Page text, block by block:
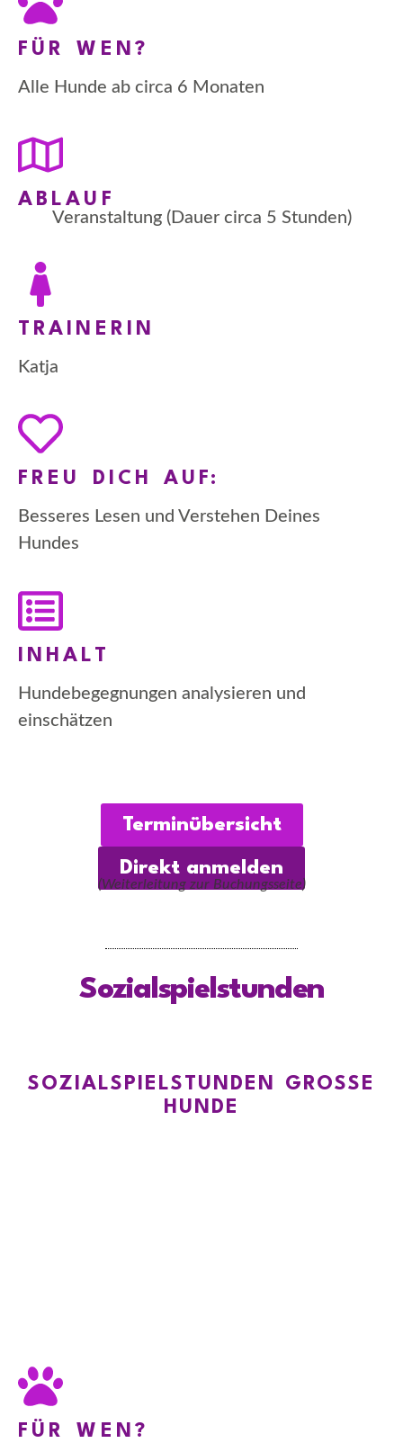
FÜR WEN?
Alle Hunde ab circa 6 Monaten
ABLAUF
Veranstaltung (Dauer circa 5 Stunden)
TRAINERIN
Katja
FREU DICH AUF:
Besseres Lesen und Verstehen Deines
Hundes
INHALT
Hundebegegnungen analysieren und
einschätzen
Terminübersicht
Direkt anmelden
(Weiterleitung zur Buchungsseite)
Sozialspielstunden
SOZIALSPIELSTUNDEN GROSSE H
UNDE
FÜR WEN?